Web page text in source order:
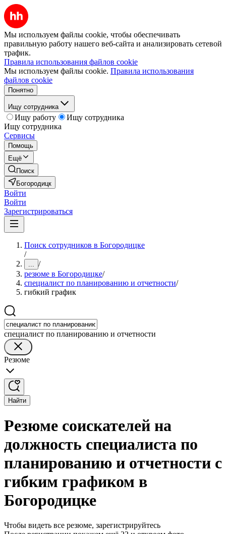
Мы используем файлы cookie, чтобы обеспечивать
правильную работу нашего веб-сайта и анализировать сетевой
трафик.
Правила использования файлов cookie
Мы используем файлы cookie. Правила использования
файлов cookie
Понятно
Ищу сотрудника
Ищу работу
Ищу сотрудника
Ищу сотрудника
Сервисы
Помощь
Ещё
Поиск
Богородицк
Войти
Войти
Зарегистрироваться
Поиск сотрудников в Богородицке
/
... /
резюме в Богородицке/
специалист по планированию и отчетности/
гибкий график
специалист по планированию и отчетности
Резюме
Найти
Резюме соискателей на
должность специалиста по
планированию и отчетности с
гибким графиком в
Богородицке
Чтобы видеть все резюме, зарегистрируйтесь